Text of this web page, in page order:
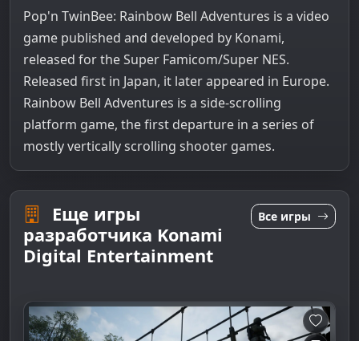
Pop'n TwinBee: Rainbow Bell Adventures is a video
game published and developed by Konami,
released for the Super Famicom/Super NES.
Released first in Japan, it later appeared in Europe.
Rainbow Bell Adventures is a side-scrolling
platform game, the first departure in a series of
mostly vertically scrolling shooter games.
Еще игры
разработчика Konami
Digital Entertainment
Все игры